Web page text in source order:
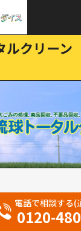
> 探す 琉球トー
ルクリーン
電話で相談する(
0120-